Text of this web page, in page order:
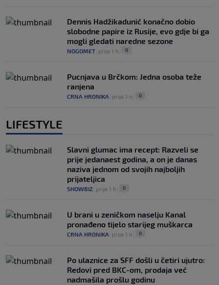
Dennis Hadžikadunić konačno dobio
slobodne papire iz Rusije, evo gdje bi ga
mogli gledati naredne sezone
NOGOMET prije 1 h 0
Pucnjava u Brčkom: Jedna osoba teže
ranjena
CRNA HRONIKA prije 1 h 0
LIFESTYLE
Slavni glumac ima recept: Razveli se
prije jedanaest godina, a on je danas
naziva jednom od svojih najboljih
prijateljica
SHOWBIZ prije 1 h 0
U brani u zeničkom naselju Kanal
pronađeno tijelo starijeg muškarca
CRNA HRONIKA prije 1 h 0
Po ulaznice za SFF došli u četiri ujutro:
Redovi pred BKC-om, prodaja već
nadmašila prošlu godinu